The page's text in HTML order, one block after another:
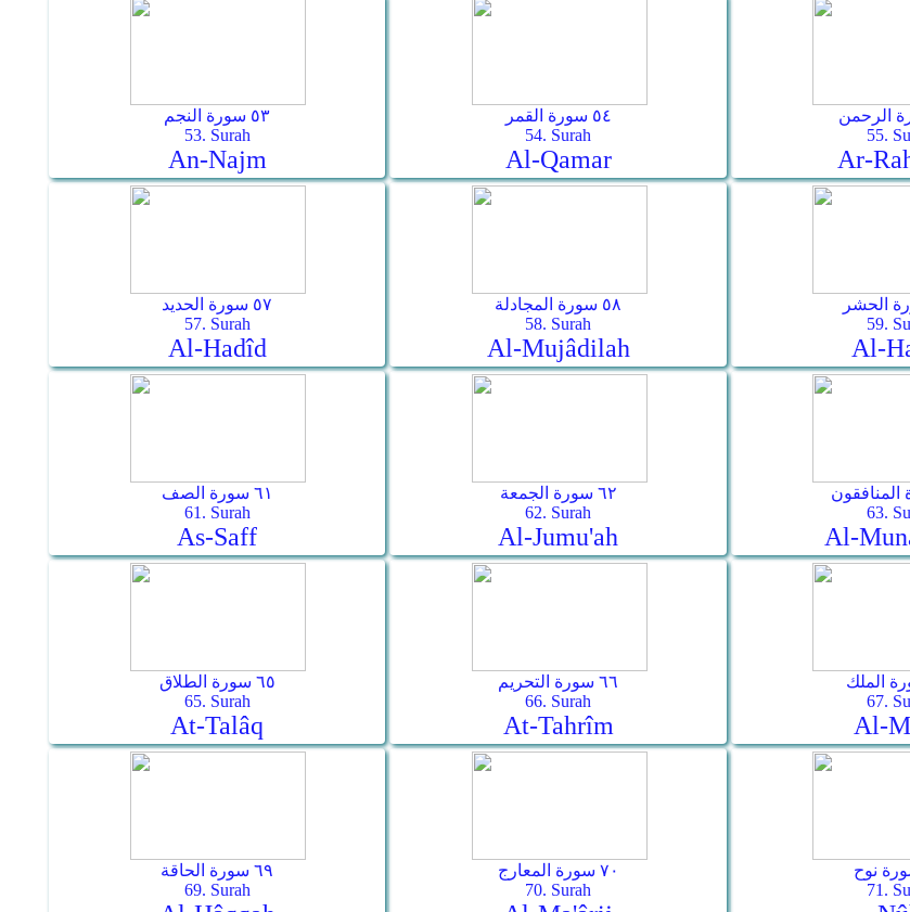
٥٣ سورة النجم
53. Surah
An-Najm
٥٤ سورة القمر
54. Surah
Al-Qamar
55.
Ar-
٥٧ سورة الحديد
57. Surah
Al-Hadîd
٥٨ سورة المجادلة
58. Surah
Al-Mujâdilah
59.
Al-
٦١ سورة الصف
61. Surah
As-Saff
٦٢ سورة الجمعة
62. Surah
Al-Jumu'ah
63.
Al-
٦٥ سورة الطلاق
65. Surah
At-Talâq
٦٦ سورة التحريم
66. Surah
At-Tahrîm
67.
Al-
٦٩ سورة الحاقة
69. Surah
٧٠ سورة المعارج
70. Surah
71.